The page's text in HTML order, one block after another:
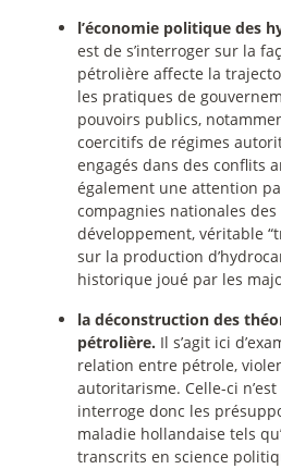
l’économie politique des
est de s’interroger sur la
pétrolière affecte la
les pratiques de
pouvoirs publics,
coercitifs de régimes
engagés dans des conflits
également une attention
compagnies nationales des
développement, véritable
sur la production
historique joué par les
la déconstruction des
pétrolière. Il s’agit ici
relation entre pétrole,
autoritarisme. Celle-ci
interroge donc les
maladie hollandaise tels
transcrits en science